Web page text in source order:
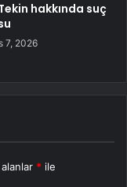
hakkında suç
7, 2026
* ile